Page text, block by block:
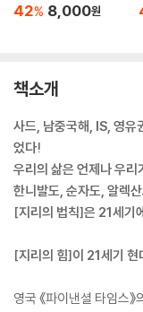
42% 8,000원
책소개
사드, 남중국해, IS, 영유
었다!
우리의 삶은 언제나 우
한니발도, 순자도, 알렉
[지리의 법칙]은 21세기
[지리의 힘]이 21세기 현
영국 《파이낸셜 타임스